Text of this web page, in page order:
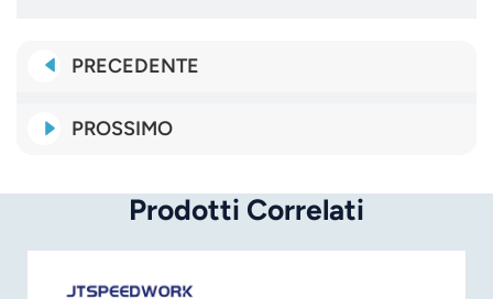
PRECEDENTE
PROSSIMO
Prodotti Correlati